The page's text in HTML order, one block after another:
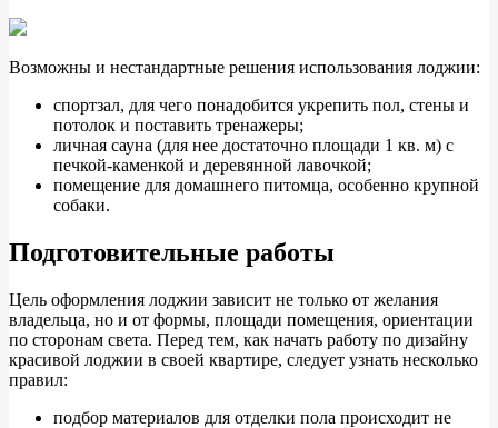
Возможны и нестандартные решения использования лоджии:
спортзал, для чего понадобится укрепить пол, стены и
потолок и поставить тренажеры;
личная сауна (для нее достаточно площади 1 кв. м) с
печкой-каменкой и деревянной лавочкой;
помещение для домашнего питомца, особенно крупной
собаки.
Подготовительные работы
Цель оформления лоджии зависит не только от желания
владельца, но и от формы, площади помещения, ориентации
по сторонам света. Перед тем, как начать работу по дизайну
красивой лоджии в своей квартире, следует узнать несколько
правил:
подбор материалов для отделки пола происходит не